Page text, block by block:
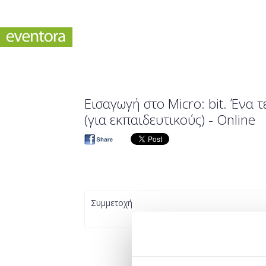
Εισαγωγή στο Micro: bit. Ένα
(για εκπαιδευτικούς) - Online
Συμμετοχή